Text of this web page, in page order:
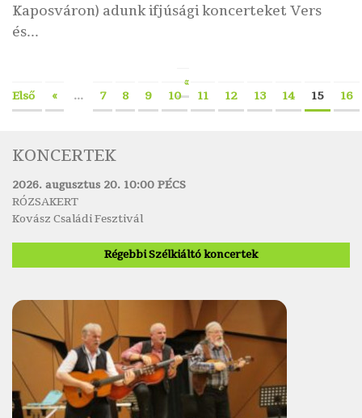
Kaposváron) adunk ifjúsági koncerteket Vers
és...
«
Első
« ... 7 8 9 10 11 12 13 14 15 16
KONCERTEK
2026. augusztus 20. 10:00 PÉCS
RÓZSAKERT
Kovász Családi Fesztivál
Régebbi Szélkiáltó koncertek